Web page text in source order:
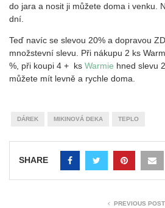
do jara a nosit ji můžete doma i venku.
dní.
Teď navíc se slevou 20% a dopravou
množstevní slevu. Při nákupu 2 ks
%, při koupi 4 + ks Warmie hned slevu
můžete mít levně a rychle doma.
DÁREK MIKINOVÁ DEKA TEPLO
SHARE
PREVIOUS POST